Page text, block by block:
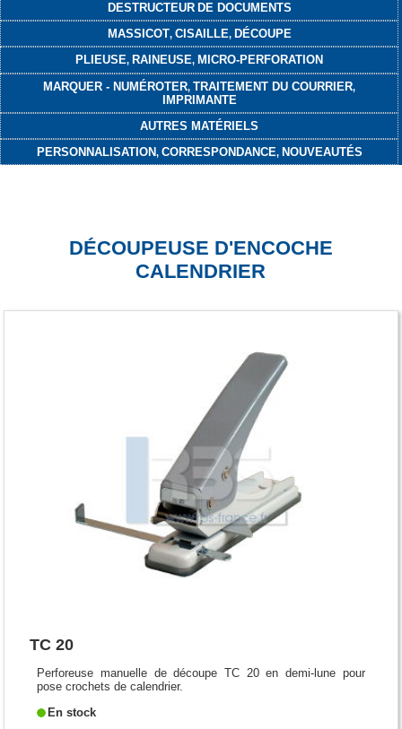
DESTRUCTEUR DE DOCUMENTS
MASSICOT, CISAILLE, DÉCOUPE
PLIEUSE, RAINEUSE, MICRO-PERFORATION
MARQUER - NUMÉROTER,TRAITEMENT DU COURRIER,
IMPRIMANTE
AUTRES MATÉRIELS
PERSONNALISATION, CORRESPONDANCE, NOUVEAUTÉS
DÉCOUPEUSE D'ENCOCHE
CALENDRIER
TC 20
Perforeuse manuelle de découpe TC 20 en demi-lune pour
pose crochets de calendrier.
En stock